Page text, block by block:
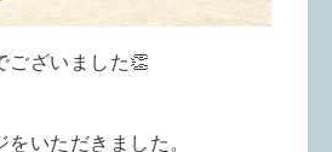
ございました👏
いただきました。